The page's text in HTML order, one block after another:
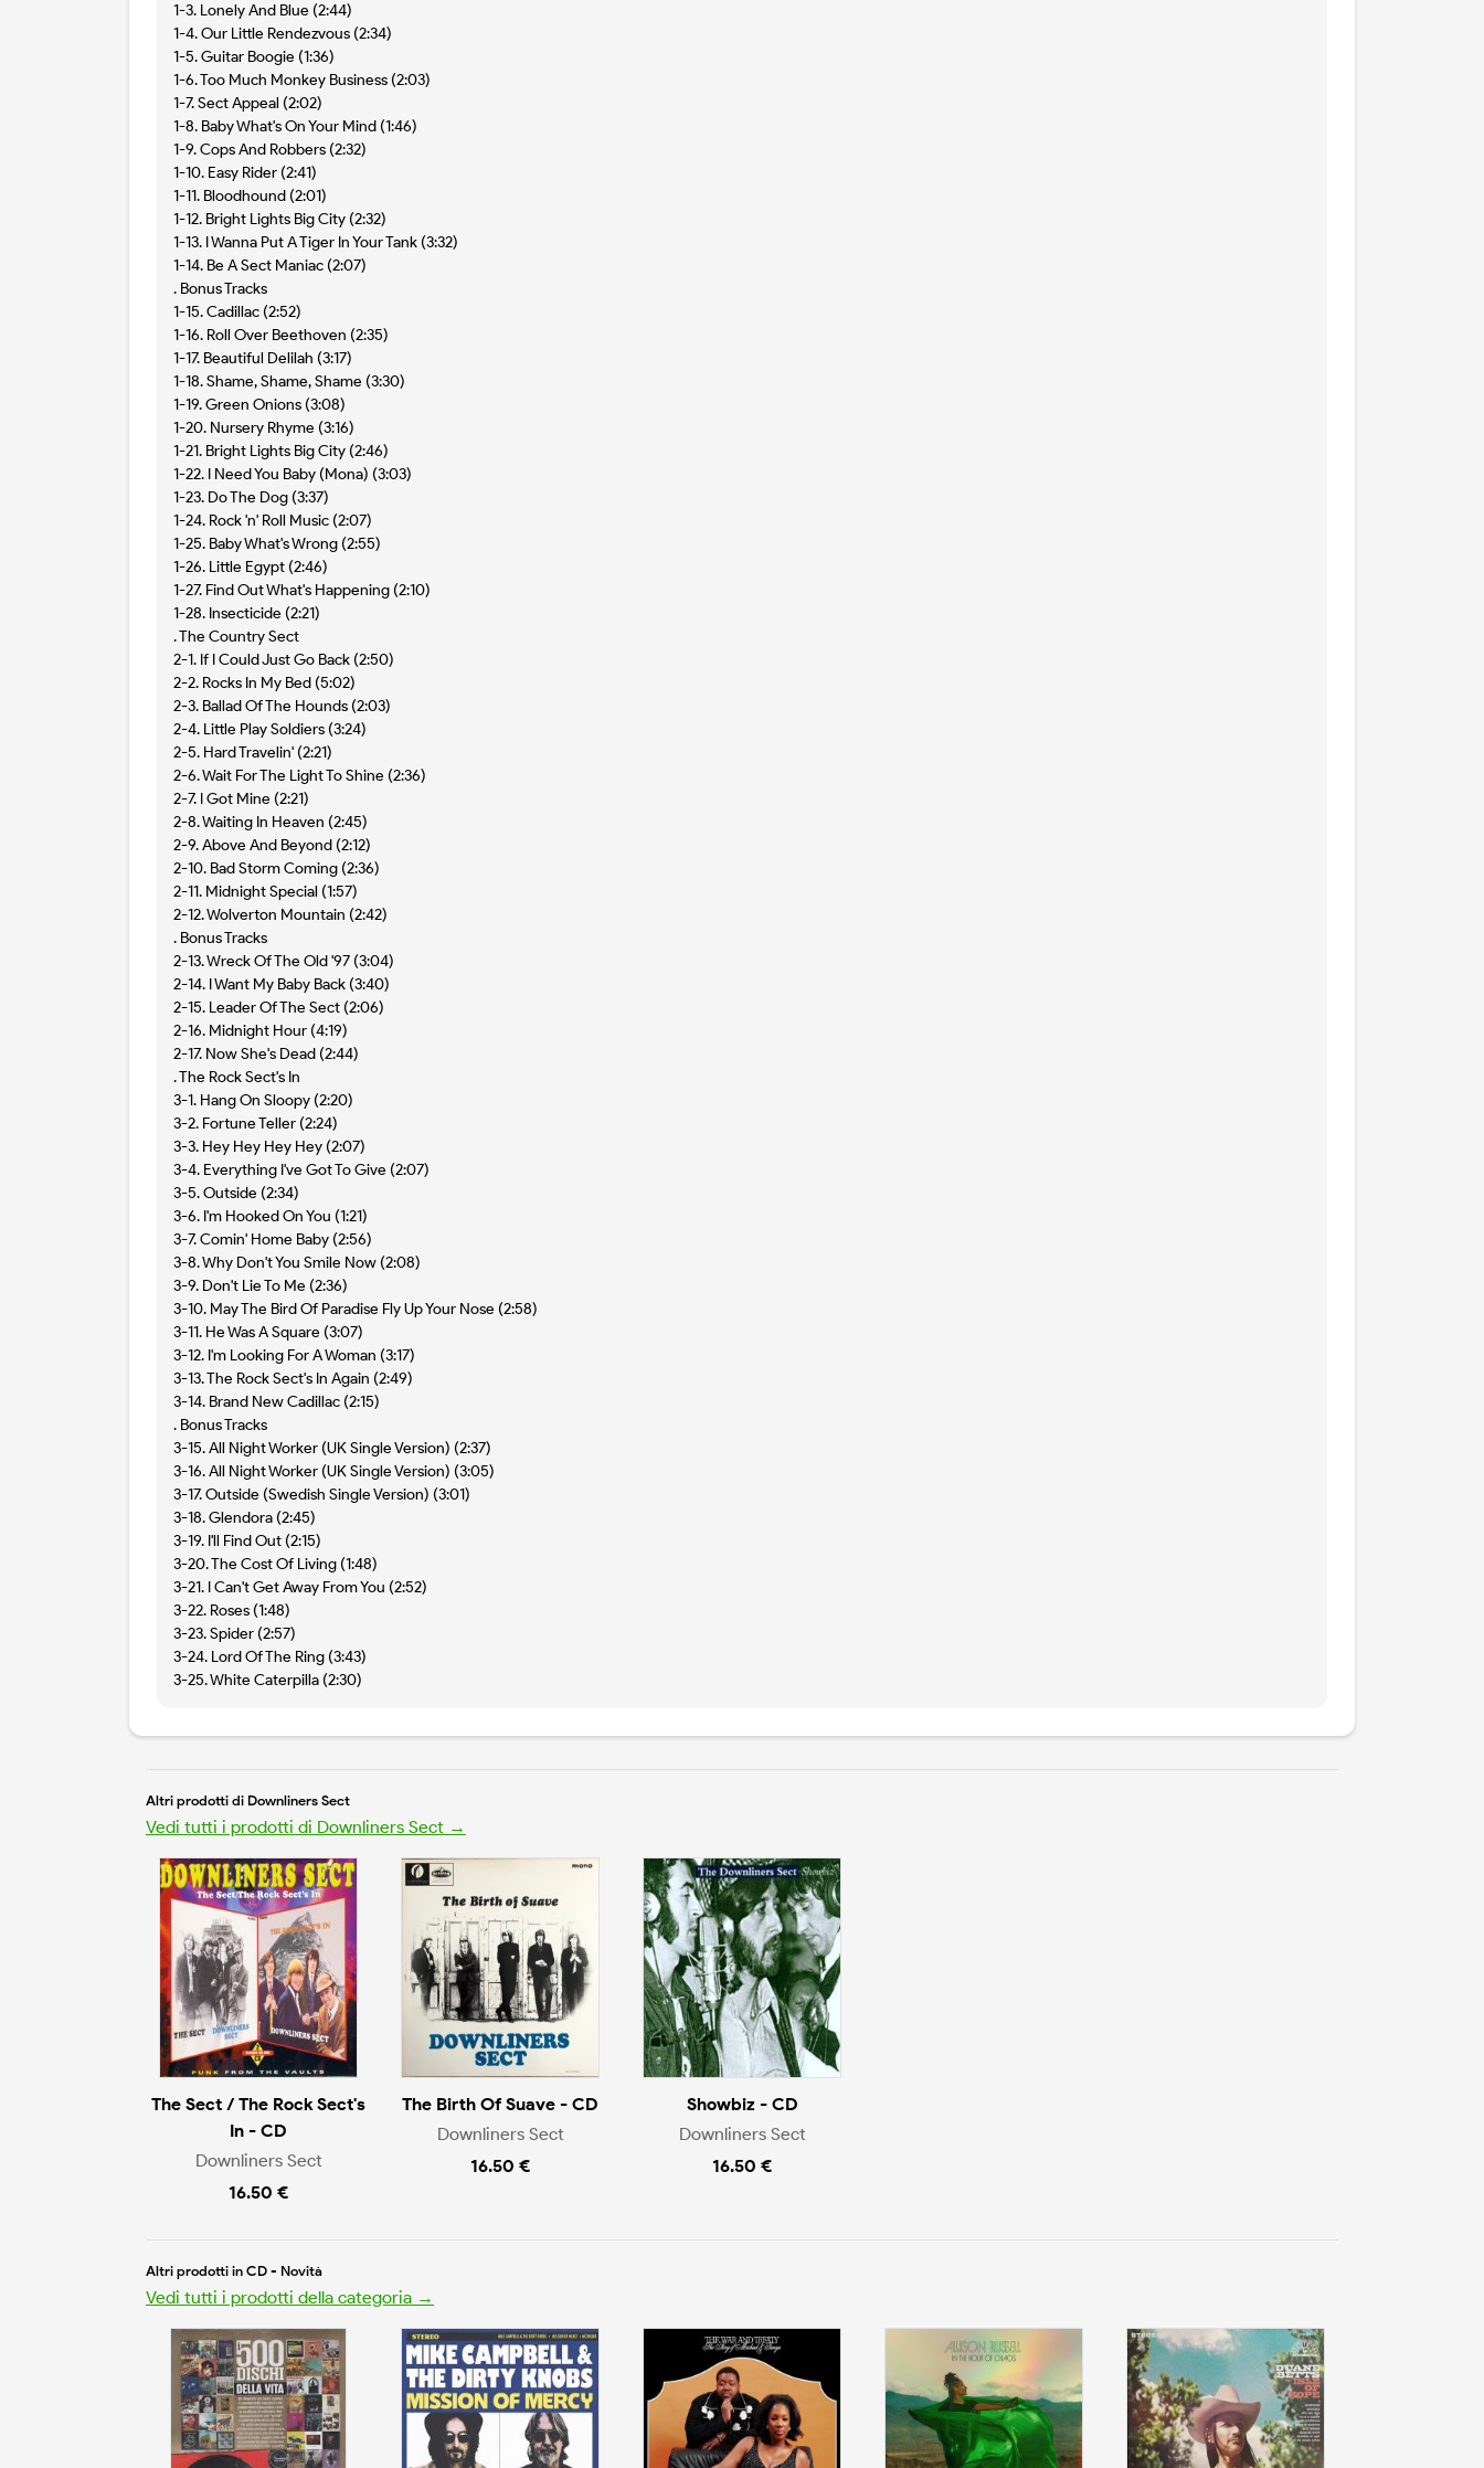
1-3. Lonely And Blue (2:44)
1-4. Our Little Rendezvous (2:34)
1-5. Guitar Boogie (1:36)
1-6. Too Much Monkey Business (2:03)
1-7. Sect Appeal (2:02)
1-8. Baby What's On Your Mind (1:46)
1-9. Cops And Robbers (2:32)
1-10. Easy Rider (2:41)
1-11. Bloodhound (2:01)
1-12. Bright Lights Big City (2:32)
1-13. I Wanna Put A Tiger In Your Tank (3:32)
1-14. Be A Sect Maniac (2:07)
. Bonus Tracks
1-15. Cadillac (2:52)
1-16. Roll Over Beethoven (2:35)
1-17. Beautiful Delilah (3:17)
1-18. Shame, Shame, Shame (3:30)
1-19. Green Onions (3:08)
1-20. Nursery Rhyme (3:16)
1-21. Bright Lights Big City (2:46)
1-22. I Need You Baby (Mona) (3:03)
1-23. Do The Dog (3:37)
1-24. Rock 'n' Roll Music (2:07)
1-25. Baby What's Wrong (2:55)
1-26. Little Egypt (2:46)
1-27. Find Out What's Happening (2:10)
1-28. Insecticide (2:21)
. The Country Sect
2-1. If I Could Just Go Back (2:50)
2-2. Rocks In My Bed (5:02)
2-3. Ballad Of The Hounds (2:03)
2-4. Little Play Soldiers (3:24)
2-5. Hard Travelin' (2:21)
2-6. Wait For The Light To Shine (2:36)
2-7. I Got Mine (2:21)
2-8. Waiting In Heaven (2:45)
2-9. Above And Beyond (2:12)
2-10. Bad Storm Coming (2:36)
2-11. Midnight Special (1:57)
2-12. Wolverton Mountain (2:42)
. Bonus Tracks
2-13. Wreck Of The Old '97 (3:04)
2-14. I Want My Baby Back (3:40)
2-15. Leader Of The Sect (2:06)
2-16. Midnight Hour (4:19)
2-17. Now She's Dead (2:44)
. The Rock Sect's In
3-1. Hang On Sloopy (2:20)
3-2. Fortune Teller (2:24)
3-3. Hey Hey Hey Hey (2:07)
3-4. Everything I've Got To Give (2:07)
3-5. Outside (2:34)
3-6. I'm Hooked On You (1:21)
3-7. Comin' Home Baby (2:56)
3-8. Why Don't You Smile Now (2:08)
3-9. Don't Lie To Me (2:36)
3-10. May The Bird Of Paradise Fly Up Your Nose (2:58)
3-11. He Was A Square (3:07)
3-12. I'm Looking For A Woman (3:17)
3-13. The Rock Sect's In Again (2:49)
3-14. Brand New Cadillac (2:15)
. Bonus Tracks
3-15. All Night Worker (UK Single Version) (2:37)
3-16. All Night Worker (UK Single Version) (3:05)
3-17. Outside (Swedish Single Version) (3:01)
3-18. Glendora (2:45)
3-19. I'll Find Out (2:15)
3-20. The Cost Of Living (1:48)
3-21. I Can't Get Away From You (2:52)
3-22. Roses (1:48)
3-23. Spider (2:57)
3-24. Lord Of The Ring (3:43)
3-25. White Caterpilla (2:30)
Altri prodotti di Downliners Sect
Vedi tutti i prodotti di Downliners Sect →
The Sect / The Rock Sect's
In - CD
Downliners Sect
16.50 €
The Birth Of Suave - CD
Downliners Sect
16.50 €
Showbiz - CD
Downliners Sect
16.50 €
Altri prodotti in CD - Novità
Vedi tutti i prodotti della categoria →